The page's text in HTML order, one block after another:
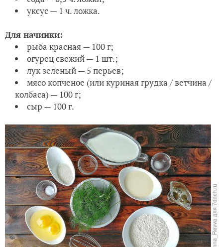
уксус — 1 ч. ложка.
Для начинки:
рыба красная — 100 г;
огурец свежий — 1 шт.;
лук зеленый — 5 перьев;
мясо копченое (или куриная грудка / ветчина /
колбаса) — 100 г;
сыр — 100 г.